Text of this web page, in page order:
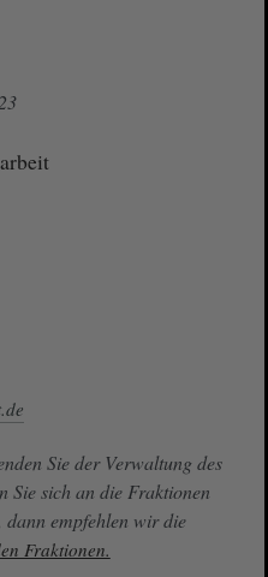
Sie der Verwaltung des
Sie sich an die Fraktionen
dann empfehlen wir die
Fraktionen.